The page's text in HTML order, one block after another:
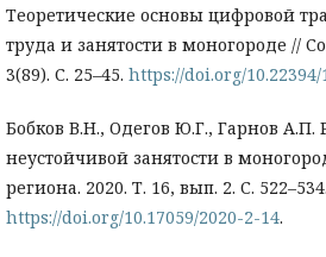
Теоретические основы цифровой
труда и занятости в моногороде //
3(89). С. 25–45. https://doi.org/
Бобков В.Н., Одегов Ю.Г., Гарнов А.П.
неустойчивой занятости в
региона. 2020. Т. 16, вып. 2. С. 522–534.
https://doi.org/10.17059/2020-2-14.